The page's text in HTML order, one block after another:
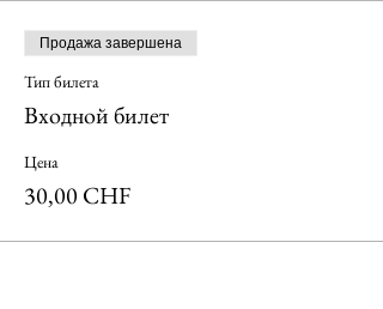
Продажа завершена
Тип билета
Входной билет
Цена
30,00 CHF